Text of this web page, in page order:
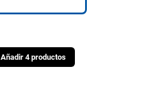
Añadir 4 productos